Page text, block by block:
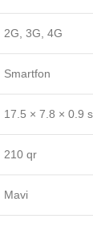
2G, 3G, 4G
Smartfon
17.5 × 7.8 × 0.9
210 qr
Mavi